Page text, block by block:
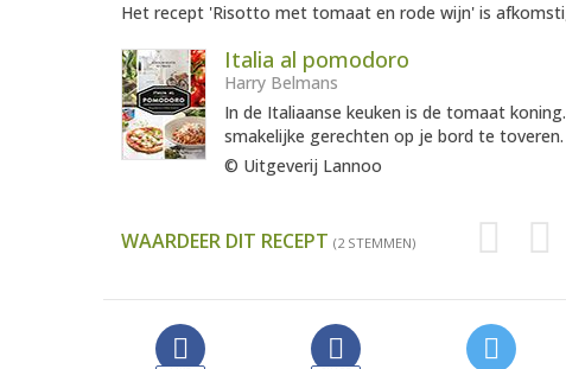
Het recept 'Risotto met tomaat en rode wijn' is
Italia al pomodoro
Harry Belmans
In de Italiaanse keuken is de tomaat
smakelijke gerechten op je bord te toveren.
© Uitgeverij Lannoo
WAARDEER DIT RECEPT (2 STEMMEN)